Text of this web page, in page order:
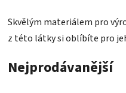
Skvělým materiálem pro
z této látky si oblíbíte pro
Nejprodávanější